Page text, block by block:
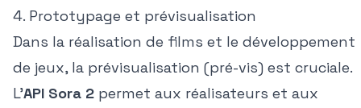
4. Prototypage et prévisualisation
Dans la réalisation de films et le développement
de jeux, la prévisualisation (pré-vis) est cruciale.
L'API Sora 2 permet aux réalisateurs et aux